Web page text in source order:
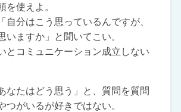
使えよ。
分はこう思っているんですが、
いますか」と聞いてこい。
とコミュニケーション成立しない
なたはどう思う」と、質問を質問
つがいるが好きではない。